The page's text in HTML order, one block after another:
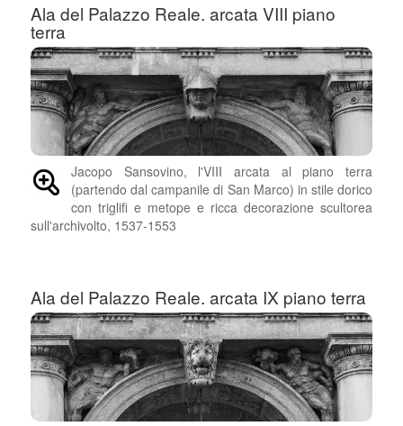
Ala del Palazzo Reale. arcata VIII piano
terra
Jacopo Sansovino, l'VIII arcata al piano terra
(partendo dal campanile di San Marco) in stile dorico
con triglifi e metope e ricca decorazione scultorea
sull'archivolto, 1537-1553
Ala del Palazzo Reale. arcata IX piano terra